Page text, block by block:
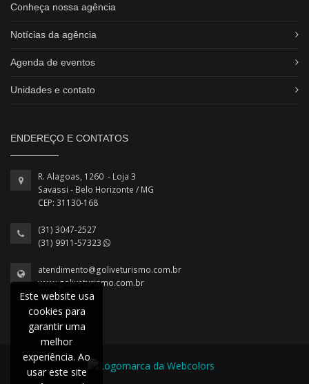
Conheça nossa agência
Notícias da agência
Agenda de eventos
Unidades e contato
ENDEREÇO E CONTATOS
R. Alagoas, 1260 - Loja 3
Savassi - Belo Horizonte / MG
CEP: 31130-168
(31) 3047-2527
(31) 9911-57323
atendimento@goliveturismo.com.br
www.goliveturismo.com.br
Este website usa
cookies para
garantir uma
melhor
experiência. Ao
usar este site